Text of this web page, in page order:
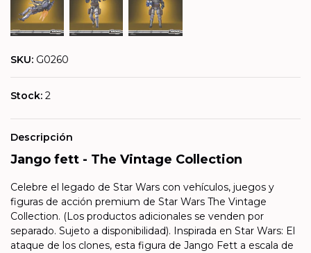
SKU: G0260
Stock: 2
Descripción
Jango fett - The Vintage Collection
Celebre el legado de Star Wars con vehículos, juegos y
figuras de acción premium de Star Wars The Vintage
Collection. (Los productos adicionales se venden por
separado. Sujeto a disponibilidad). Inspirada en Star Wars: El
ataque de los clones, esta figura de Jango Fett a escala de